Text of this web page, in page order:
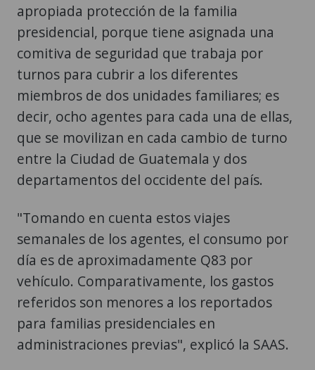
apropiada protección de la familia
presidencial, porque tiene asignada una
comitiva de seguridad que trabaja por
turnos para cubrir a los diferentes
miembros de dos unidades familiares; es
decir, ocho agentes para cada una de ellas,
que se movilizan en cada cambio de turno
entre la Ciudad de Guatemala y dos
departamentos del occidente del país.
"Tomando en cuenta estos viajes
semanales de los agentes, el consumo por
día es de aproximadamente Q83 por
vehículo. Comparativamente, los gastos
referidos son menores a los reportados
para familias presidenciales en
administraciones previas", explicó la SAAS.